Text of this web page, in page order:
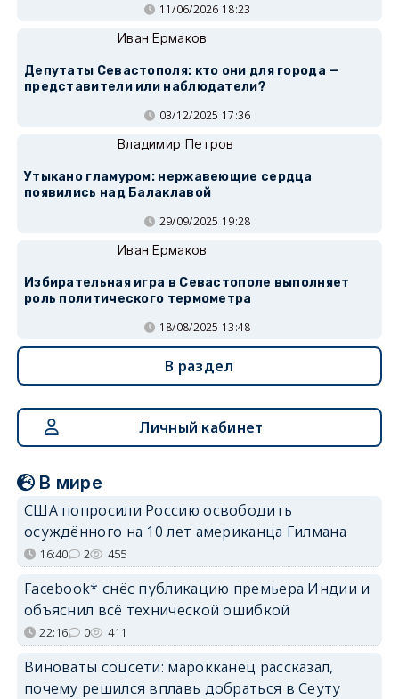
11/06/2026 18:23
Иван Ермаков
Депутаты Севастополя: кто они для города —
представители или наблюдатели?
03/12/2025 17:36
Владимир Петров
Утыкано гламуром: нержавеющие сердца
появились над Балаклавой
29/09/2025 19:28
Иван Ермаков
Избирательная игра в Севастополе выполняет
роль политического термометра
18/08/2025 13:48
В раздел
Личный кабинет
В мире
США попросили Россию освободить
осуждённого на 10 лет американца Гилмана
16:40 2 455
Facebook* снёс публикацию премьера Индии и
объяснил всё технической ошибкой
22:16 0 411
Виноваты соцсети: марокканец рассказал,
почему решился вплавь добраться в Сеуту